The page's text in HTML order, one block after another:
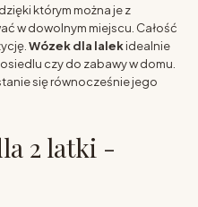
którym można je z
w dowolnym miejscu. Całość
Wózek dla lalekidealnie
czy do zabawy w domu.
się równocześnie jego
2 latki -